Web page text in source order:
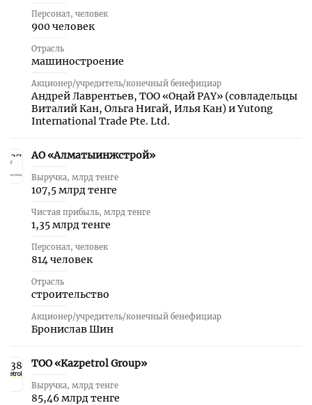
Персонал, человек
900 человек
Отрасль
машиностроение
Акционер/учредитель/конечный бенефициар
Андрей Лаврентьев, ТОО «Оңай PAY» (совладельцы
Виталий Кан, Ольга Нигай, Илья Кан) и Yutong
International Trade Pte. Ltd.
37 АО «Алматыинжстрой»
Выручка, млрд тенге
107,5 млрд тенге
Чистая прибыль, млрд тенге
1,35 млрд тенге
Персонал, человек
814 человек
Отрасль
строительство
Акционер/учредитель/конечный бенефициар
Бронислав Шин
38 ТОО «Kazpetrol Group»
Выручка, млрд тенге
85,46 млрд тенге